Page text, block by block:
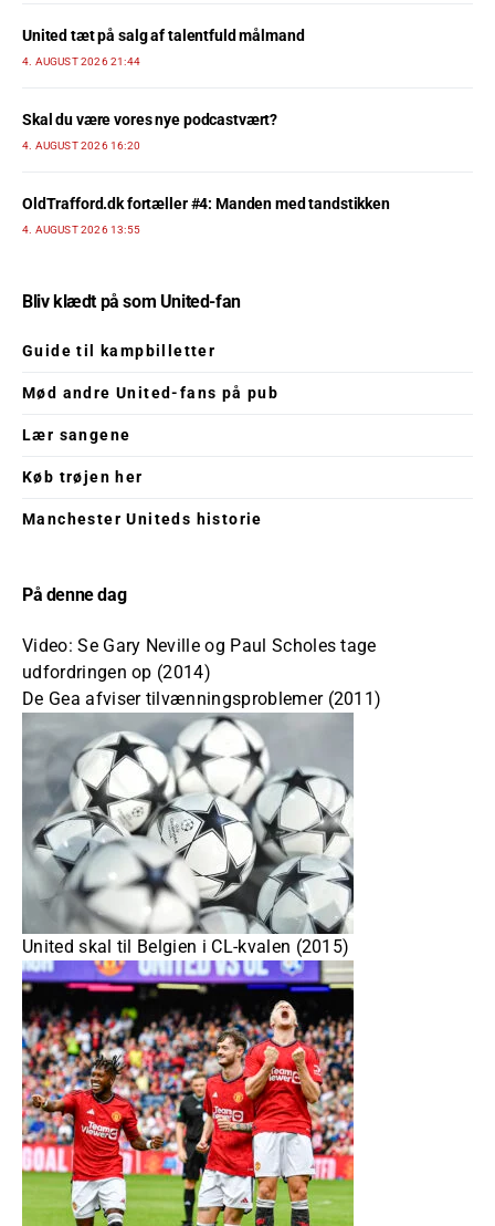
United tæt på salg af talentfuld målmand
4. AUGUST 2026 21:44
Skal du være vores nye podcastvært?
4. AUGUST 2026 16:20
OldTrafford.dk fortæller #4: Manden med tandstikken
4. AUGUST 2026 13:55
Bliv klædt på som United-fan
Guide til kampbilletter
Mød andre United-fans på pub
Lær sangene
Køb trøjen her
Manchester Uniteds historie
På denne dag
Video: Se Gary Neville og Paul Scholes tage
udfordringen op (2014)
De Gea afviser tilvænningsproblemer (2011)
United skal til Belgien i CL-kvalen (2015)